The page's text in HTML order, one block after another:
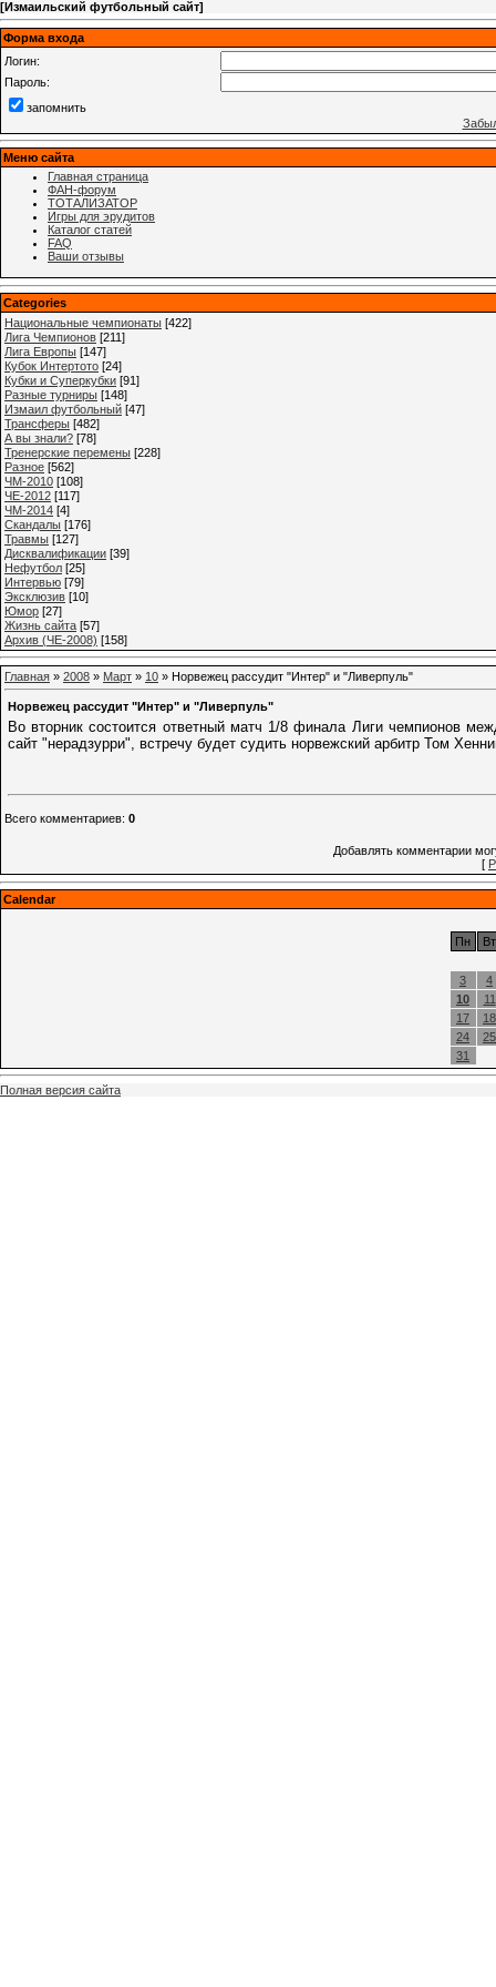
[Измаильский футбольный сайт]
Форма входа
Логин:
Пароль:
запомнить
Меню сайта
Главная страница
ФАН-форум
ТОТАЛИЗАТОР
Игры для эрудитов
Каталог статей
FAQ
Ваши отзывы
Categories
Национальные чемпионаты [422]
Лига Чемпионов [211]
Лига Европы [147]
Кубок Интертото [24]
Кубки и Суперкубки [91]
Разные турниры [148]
Измаил футбольный [47]
Трансферы [482]
А вы знали? [78]
Тренерские перемены [228]
Разное [562]
ЧМ-2010 [108]
ЧЕ-2012 [117]
ЧМ-2014 [4]
Cкандалы [176]
Травмы [127]
Дисквалификации [39]
Нефутбол [25]
Интервью [79]
Эксклюзив [10]
Юмор [27]
Жизнь сайта [57]
Архив (ЧЕ-2008) [158]
Главная » 2008 » Март » 10 » Норвежец рассудит "Интер" и "Ливерпуль"
Норвежец рассудит "Интер" и "Ливерпуль"
Во вторник состоится ответный матч 1/8 финала Лиги чемпионов
сайт "нерадзурри", встречу будет судить норвежский арбитр Том
Всего комментариев: 0
Добавлять комментарии
[
Calendar
Пн Вт
3
4
10
11
17
18
24
25
31
Полная версия сайта